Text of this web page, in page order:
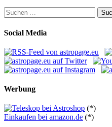
Suchen
nach:
Social Media
Werbung
(*)
Einkaufen bei amazon.de (*)